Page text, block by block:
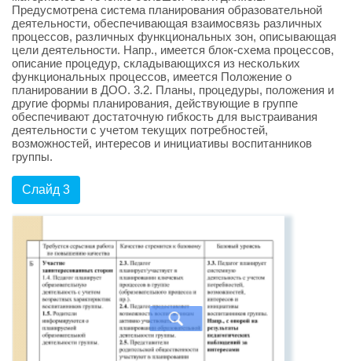
Предусмотрена система планирования образовательной
деятельности, обеспечивающая взаимосвязь различных
процессов, различных функциональных зон, описывающая
цели деятельности. Напр., имеется блок-схема процессов,
описание процедур, складывающихся из нескольких
функциональных процессов, имеется Положение о
планировании в ДОО. 3.2. Планы, процедуры, положения и
другие формы планирования, действующие в группе
обеспечивают достаточную гибкость для выстраивания
деятельности с учетом текущих потребностей,
возможностей, интересов и инициативы воспитанников
группы.
Слайд 3